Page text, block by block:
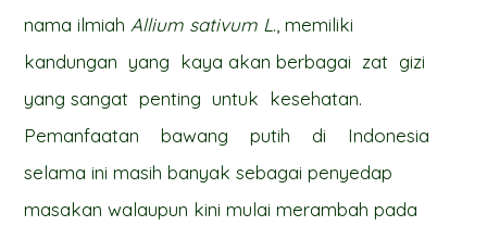
nama ilmiah Allium sativum L., memiliki
kandungan yang kaya akan berbagai zat gizi
yang sangat penting untuk kesehatan.
Pemanfaatan bawang putih di Indonesia
selama ini masih banyak sebagai penyedap
masakan walaupun kini mulai merambah pada